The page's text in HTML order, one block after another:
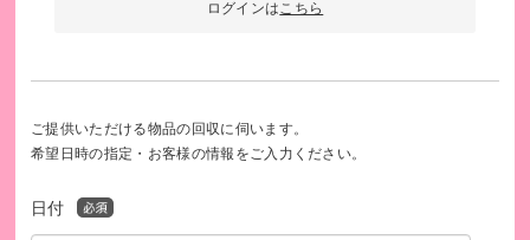
ログインはこちら
ご提供いただける物品の回収に伺います。
希望日時の指定・お客様の情報をご入力ください。
日付